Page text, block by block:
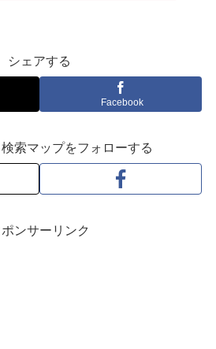
シェアする
Facebook
索マップをフォローする
ポンサーリンク